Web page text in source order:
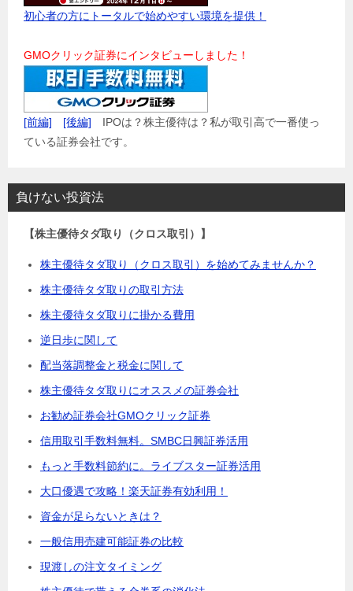
初心者の方にトータルで始めやすい環境を提供！
GMOクリック証券にインタビューしました！
[前編] [後編] IPOは？株主優待は？私が取引高で一番使っ
ている証券会社です。
負けない投資法
【株主優待タダ取り（クロス取引）】
株主優待タダ取り（クロス取引）を始めてみませんか？
株主優待タダ取りの取引方法
株主優待タダ取りに掛かる費用
逆日歩に関して
配当落調整金と税金に関して
株主優待タダ取りにオススメの証券会社
お勧め証券会社GMOクリック証券
信用取引手数料無料。SMBC日興証券活用
もっと手数料節約に。ライブスター証券活用
大口優遇で攻略！楽天証券有効利用！
資金が足らないときは？
一般信用売建可能証券の比較
現渡しの注文タイミング